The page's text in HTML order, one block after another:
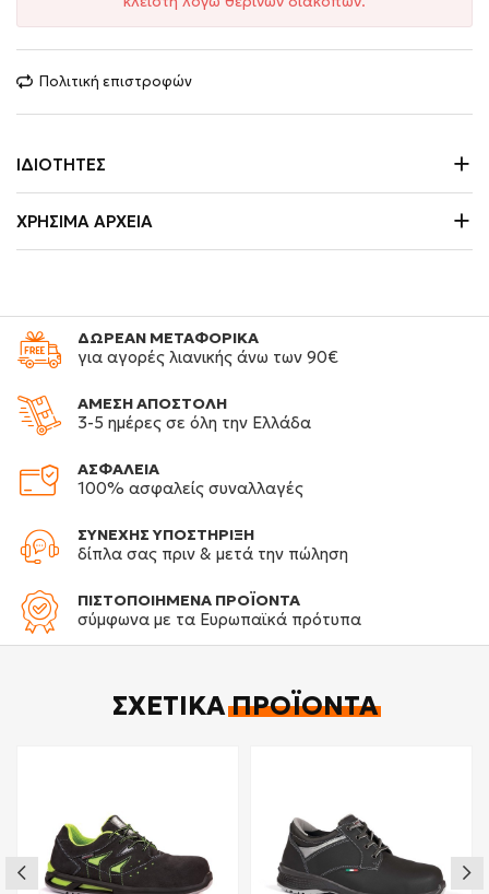
Πολιτική επιστροφών
ΙΔΙΌΤΗΤΕΣ
ΧΡΉΣΙΜΑ ΑΡΧΕΊΑ
ΔΩΡΕΑΝ ΜΕΤΑΦΟΡΙΚΑ
για αγορές λιανικής άνω των 90€
ΑΜΕΣΗ ΑΠΟΣΤΟΛΗ
3-5 ημέρες σε όλη την Ελλάδα
ΑΣΦΑΛΕΙΑ
100% ασφαλείς συναλλαγές
ΣΥΝΕΧΗΣ ΥΠΟΣΤΗΡΙΞΗ
δίπλα σας πριν & μετά την πώληση
ΠΙΣΤΟΠΟΙΗΜΕΝΑ ΠΡΟΪΟΝΤΑ
σύμφωνα με τα Ευρωπαϊκά πρότυπα
ΣΧΕΤΙΚΆΠΡΟΪΌΝΤΑ